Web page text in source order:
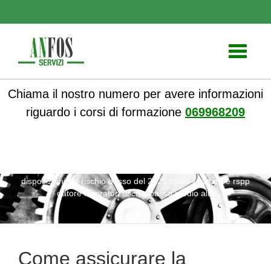
Toggle
Chiama il nostro numero per avere informazioni
riguardo i corsi di formazione 069968209
disposizioni sul rischio basso del 2025 corso formatore rspp
datore lavoratori rischio basso medio alto
Come assicurare la